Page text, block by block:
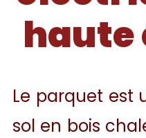
Le parquet est
sol en bois